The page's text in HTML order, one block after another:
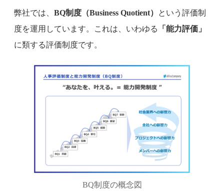
弊社では、 BQ制度（Business Quotient）
という評価制
度を運用しています。これは、いわゆる
「能力評価」
に類する評価制度です。
BQ制度の概念図